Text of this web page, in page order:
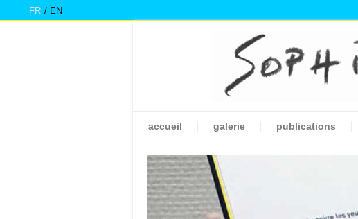
FR EN
accueil galerie publications